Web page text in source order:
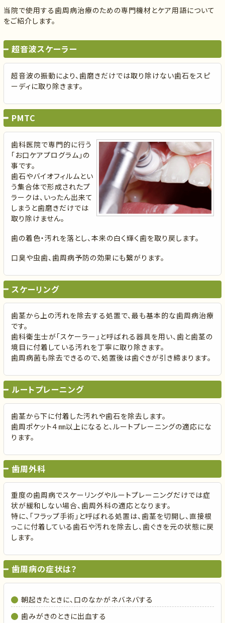
当院で使用する歯周病治療のための専門機材とケア用語について
をご紹介します。
超音波スケーラー
超音波の振動により、歯磨きだけでは取り除けない歯石をスピ
ーディに取り除きます。
PMTC
歯科医院で専門的に行う
「お口ケアプログラム」の
事です。
歯石やバイオフィルムとい
う集合体で形成されたプ
ラークは、いったん出来て
しまうと歯磨きだけでは
取り除けません。
歯の着色・汚れを落とし、本来の白く輝く歯を取り戻します。
口臭や虫歯、歯周病予防の効果にも繋がります。
スケーリング
歯茎から上の汚れを除去する処置で、最も基本的な歯周病治療
です。
歯科衛生士が「スケーラー」と呼ばれる器具を用い、歯と歯茎の
境目に付着している汚れを丁寧に取り除きます。
歯周病菌も除去できるので、処置後は歯ぐきが引き締まります。
ルートプレーニング
歯茎から下に付着した汚れや歯石を除去します。
歯周ポケット４㎜以上になると、ルートプレーニングの適応にな
ります。
歯周外科
重度の歯周病でスケーリングやルートプレーニングだけでは症
状が緩和しない場合、歯周外科の適応となります。
特に、「フラップ手術」と呼ばれる処置は、歯茎を切開し、直接根
っこに付着している歯石や汚れを除去し、歯ぐきを元の状態に戻
します。
歯周病の症状は？
朝起きたときに、口のなかがネバネバする
歯みがきのときに出血する